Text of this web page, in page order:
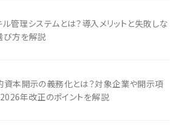
ル管理システムとは？導入メリットと失敗しな
び方を解説
資本開示の義務化とは？対象企業や開示項
2026年改正のポイントを解説